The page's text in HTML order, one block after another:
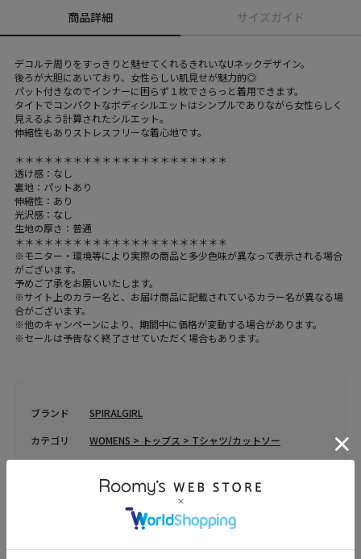
商品詳細 サイズガイド
デコルテ周りをすっきりと魅せてくれるきれいなUネックデザイン。
後ろが大胆にあいており、女性らしい肌見せが魅力的◎
パット付きなのでインナーに困らず１枚でさらっと着用できます。
タイトでコンパクトなボディシルエットはシンプルでありながら女性らしく
見えるよう計算されたシルエット。
伸縮性もありストレスフリーな着心地です。
＊＊＊＊＊＊＊＊＊＊＊＊＊＊＊＊＊＊＊＊＊＊
透け感：なし
裏地：パットあり
伸縮性：あり
光沢感：なし
生地の厚さ：普通
＊＊＊＊＊＊＊＊＊＊＊＊＊＊＊＊＊＊＊＊＊＊
※モニター・環境等により実際の商品と多少色味が異なって表示される場合
がございます。
予めご了承をお願いいたします。
※サイト上のカラー名と、お届け商品に記載されているカラー名が異なる場
合がございます。
※他のキャンペーンにより、期間中に価格が変動する場合があります。
※セールは予告なく終了させていただく場合もあります。
ブランド
SPIRALGIRL
カテゴリ
WOMENS > トップス > Tシャツ/カットソー
ステル95％、ポリウレタン5％